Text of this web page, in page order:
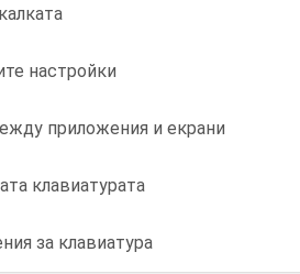
настройки
приложения и екрани
клавиатурата
за клавиатура